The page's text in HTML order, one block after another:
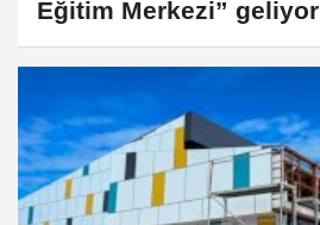
Eğitim Merkezi” geliyor